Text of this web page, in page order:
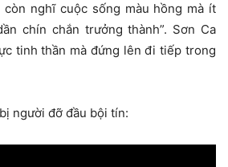
nghĩ cuộc sống màu hồng mà ít
chín chắn trưởng thành”. Sơn Ca
tinh thần mà đứng lên đi tiếp trong
người đỡ đầu bội tín: